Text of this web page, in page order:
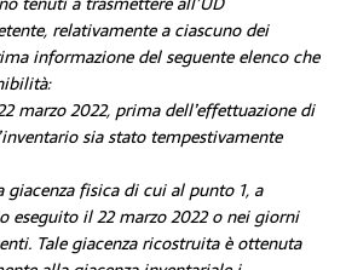
relativamente a ciascuno dei
informazione del seguente elenco che
marzo 2022, prima dell’effettuazione di
sia stato tempestivamente
fisica di cui al punto 1, a
eseguito il 22 marzo 2022 o nei giorni
Tale giacenza ricostruita è ottenuta